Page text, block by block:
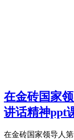
在金砖国家
讲话精神ppt
在金砖国家领导人